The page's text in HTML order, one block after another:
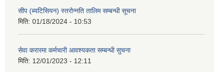
सीप (ब्यटिसियन) स्तरोन्नति तालिम सम्बन्धी सूचना
मिति: 01/18/2024 - 10:53
सेवा करारमा कर्मचारी आवश्यकता सम्बन्धी सुचना
मिति: 12/01/2023 - 12:11